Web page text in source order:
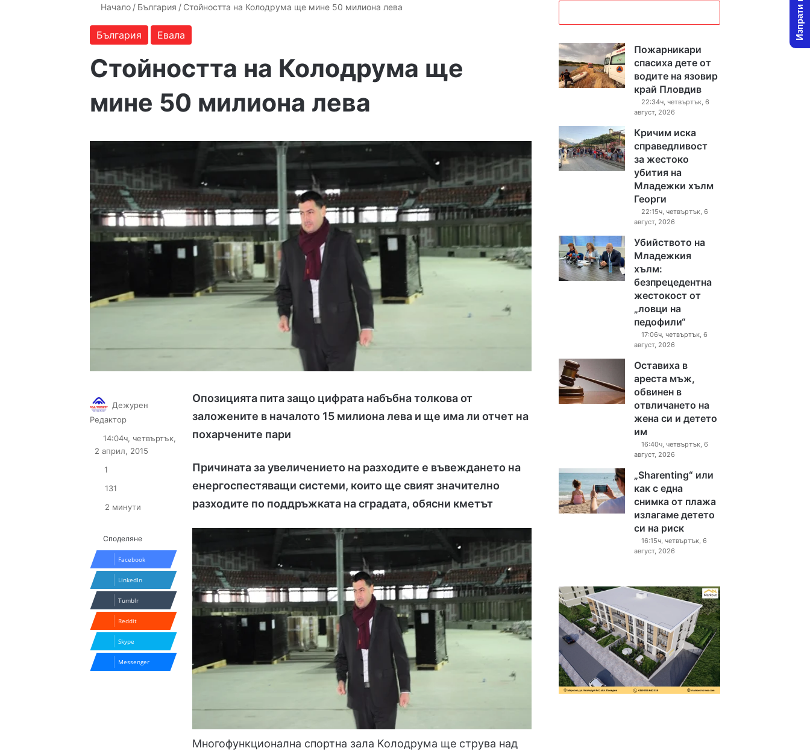
Начало / България / Стойността на Колодрума ще мине 50 милиона лева
България Евала
Стойността на Колодрума ще
мине 50 милиона лева
Опозицията пита защо цифрата набъбна толкова от
заложените в началото 15 милиона лева и ще има ли отчет на
похарчените пари
Причината за увеличението на разходите е въвеждането на
енергоспестяващи системи, които ще свият значително
разходите по поддръжката на сградата, обясни кметът
Многофункционална спортна зала Колодрума ще струва над
Дежурен
Редактор
X email
14:04ч, четвъртък,
2 април, 2015
1
131
2 минути
Споделяне
Facebook
LinkedIn
Tumblr
Reddit
Skype
Messenger
Пожарникари
спасиха дете от
водите на язовир
край Пловдив
22:34ч, четвъртък, 6
август, 2026
Кричим иска
справедливост
за жестоко
убития на
Младежки хълм
Георги
22:15ч, четвъртък, 6
август, 2026
Убийството на
Младежкия
хълм:
безпрецедентна
жестокост от
„ловци на
педофили“
17:06ч, четвъртък, 6
август, 2026
Оставиха в
ареста мъж,
обвинен в
отвличането на
жена си и детето
им
16:40ч, четвъртък, 6
август, 2026
„Sharenting“ или
как с една
снимка от плажа
излагаме детето
си на риск
16:15ч, четвъртък, 6
август, 2026